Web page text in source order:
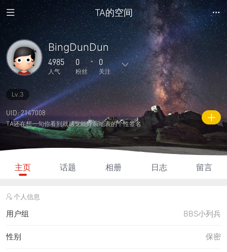
TA的空间
BingDunDun
4985
人气
0
粉丝
0
关注
15
主题
297
回复
0
日志
0
相册
0
好友
0 0
关注
0
说说
4985
人气
300
积分
Lv.3
UID: 2147008
TA还在想一句你看到就感觉能炸裂地表的个性签名
主页 话题 相册 日志 留言
个人信息
用户组 BBS小列兵
保密
性别